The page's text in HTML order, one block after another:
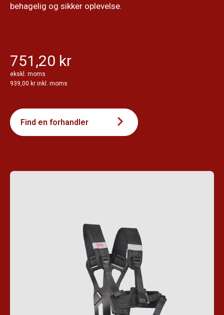
behagelig og sikker oplevelse.
751,20 kr
ekskl. moms
939,00 kr inkl. moms
Find en forhandler